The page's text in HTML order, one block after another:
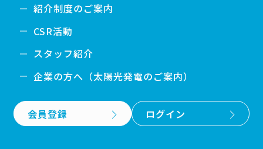
紹介制度のご案内
CSR活動
スタッフ紹介
企業の方へ（太陽光発電のご案内）
会員登録 ログイン